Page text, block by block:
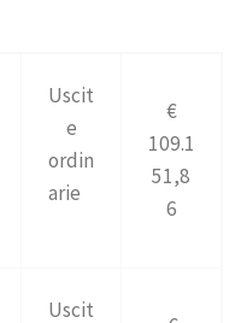
Uscit
e
ordin
arie
€
109.1
51,8
6
Uscit